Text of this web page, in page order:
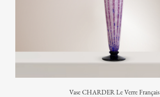
Vase CHARDER Le Verre Français